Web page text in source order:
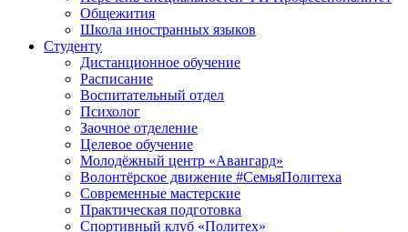
Общежития
Школа иностранных языков
Студенту
Дистанционное обучение
Расписание
Воспитательный отдел
Психолог
Заочное отделение
Целевое обучение
Молодёжный центр «Авангард»
Волонтёрское движение #СемьяПолитеха
Современные мастерские
Практическая подготовка
Спортивный клуб «Политех»